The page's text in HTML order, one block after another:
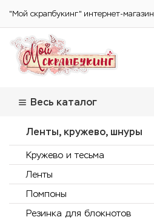
"Мой скрапбукинг" интернет-магазин
Весь каталог
Ленты, кружево, шнуры
Кружево и тесьма
Ленты
Помпоны
Резинка для блокнотов